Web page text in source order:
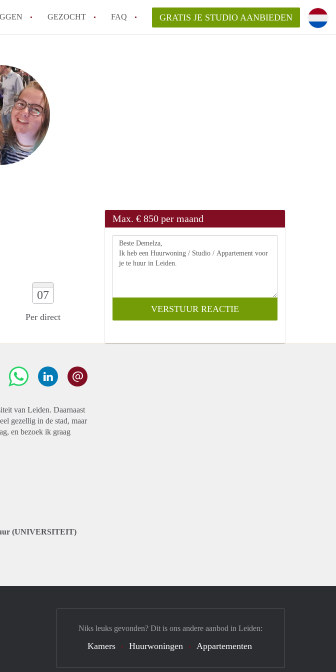
GEZOCHT FAQ
Hoeveel kost het om te reageren op een Studio in Leiden?
Wat is de privacyverklaring van StudiosLeiden?
Berekent StudiosLeiden makelaarsvergoeding/bemiddelingsvergoeding?
Alle veelgestelde vragen
GRATIS JE STUDIO AANBIEDEN
07
Per direct
Max. € 850 per maand
van Leiden. Daarnaast
gezellig in de stad, maar
en bezoek ik graag
(UNIVERSITEIT)
Niks leuks gevonden? Dit is ons andere aanbod in Leiden:
Kamers Huurwoningen Appartementen